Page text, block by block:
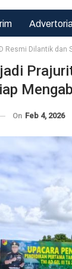
Resmi Dilantik dan
On Feb 4, 2026
Hukrim
Demi
Terbaik
FKPPI